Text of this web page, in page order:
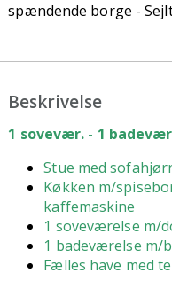
spændende borge -
Beskrivelse
1 sovevær. - 1
Stue med
Køkken m/
kaffemaskine
1 soveværelse m/
1 badeværelse m/
Fælles have med